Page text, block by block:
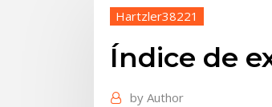
Hartzler38221
Índice de
by Author